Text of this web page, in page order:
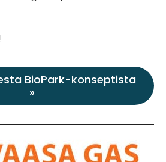
BioPark-konseptista
»